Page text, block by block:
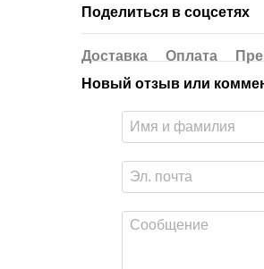
Поделиться в соцсетях
Доставка Оплата
Новый отзыв или